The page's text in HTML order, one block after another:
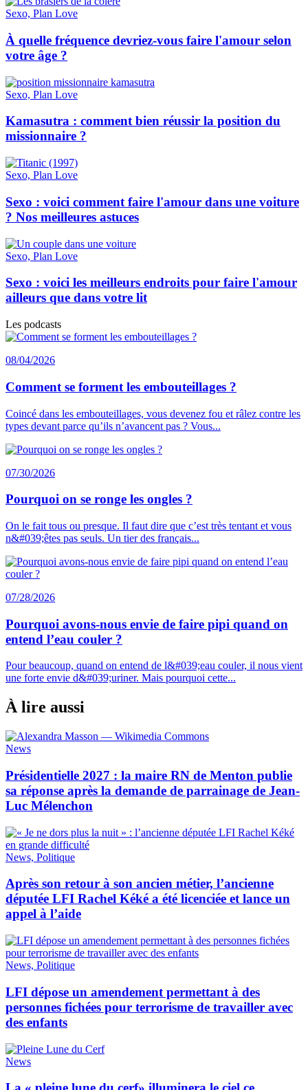
Sexo, Plan Love
À quelle fréquence devriez-vous faire l'amour selon
votre âge ?
Sexo, Plan Love
Kamasutra : comment bien réussir la position du
missionnaire ?
Sexo, Plan Love
Sexo : voici comment faire l'amour dans une voiture
? Nos meilleures astuces
Sexo, Plan Love
Sexo : voici les meilleurs endroits pour faire l'amour
ailleurs que dans votre lit
Les podcasts
08/04/2026
Comment se forment les embouteillages ?
Coincé dans les embouteillages, vous devenez fou et râlez contre les
types devant parce qu’ils n’avancent pas ? Vous...
07/30/2026
Pourquoi on se ronge les ongles ?
On le fait tous ou presque. Il faut dire que c’est très tentant et vous
n&#039;êtes pas seuls. Un tier des français...
07/28/2026
Pourquoi avons-nous envie de faire pipi quand on
entend l’eau couler ?
Pour beaucoup, quand on entend de l&#039;eau couler, il nous vient
une forte envie d&#039;uriner. Mais pourquoi cette...
À lire aussi
News
Présidentielle 2027 : la maire RN de Menton publie
sa réponse après la demande de parrainage de Jean-
Luc Mélenchon
News, Politique
Après son retour à son ancien métier, l’ancienne
députée LFI Rachel Kéké a été licenciée et lance un
appel à l’aide
News, Politique
LFI dépose un amendement permettant à des
personnes fichées pour terrorisme de travailler avec
des enfants
News